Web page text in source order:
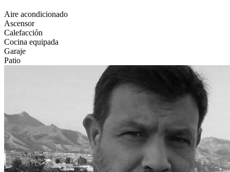
Aire acondicionado
Ascensor
Calefacción
Cocina equipada
Garaje
Patio